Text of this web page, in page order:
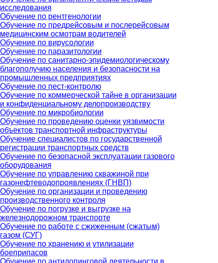
исследования
Обучение по рентгенологии
Обучение по предрейсовым и послерейсовым
медицинским осмотрам водителей
Обучение по вирусологии
Обучение по паразитологии
Обучение по санитарно-эпидемиологическому
благополучию населения и безопасности на
промышленных предприятиях
Обучение по пест-контролю
Обучение по коммерческой тайне в организации
и конфиденциальному делопроизводству
Обучение по микробиологии
Обучение по проведению оценки уязвимости
объектов транспортной инфраструктуры
Обучение специалистов по государственной
регистрации транспортных средств
Обучение по безопасной эксплуатации газового
оборудования
Обучение по управлению скважиной при
газонефтеводопроявлениях (ГНВП)
Обучение по организации и проведению
производственного контроля
Обучение по погрузке и выгрузке на
железнодорожном транспорте
Обучение по работе с сжиженным (сжатым)
газом (СУГ)
Обучение по хранению и утилизации
боеприпасов
Обучение по антидопинговой деятельности в